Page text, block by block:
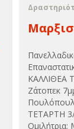
ΚΑΛΛΙΘΕΑ
Ζάτοπεκ
ΤΕΤΑΡΤΗ 3/